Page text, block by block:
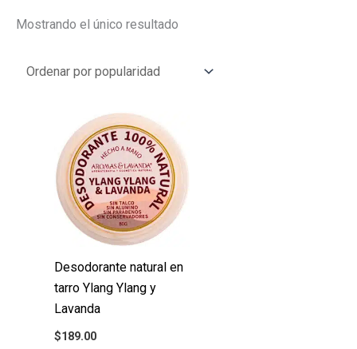
Mostrando el único resultado
Desodorante natural en
tarro Ylang Ylang y
Lavanda
$189.00